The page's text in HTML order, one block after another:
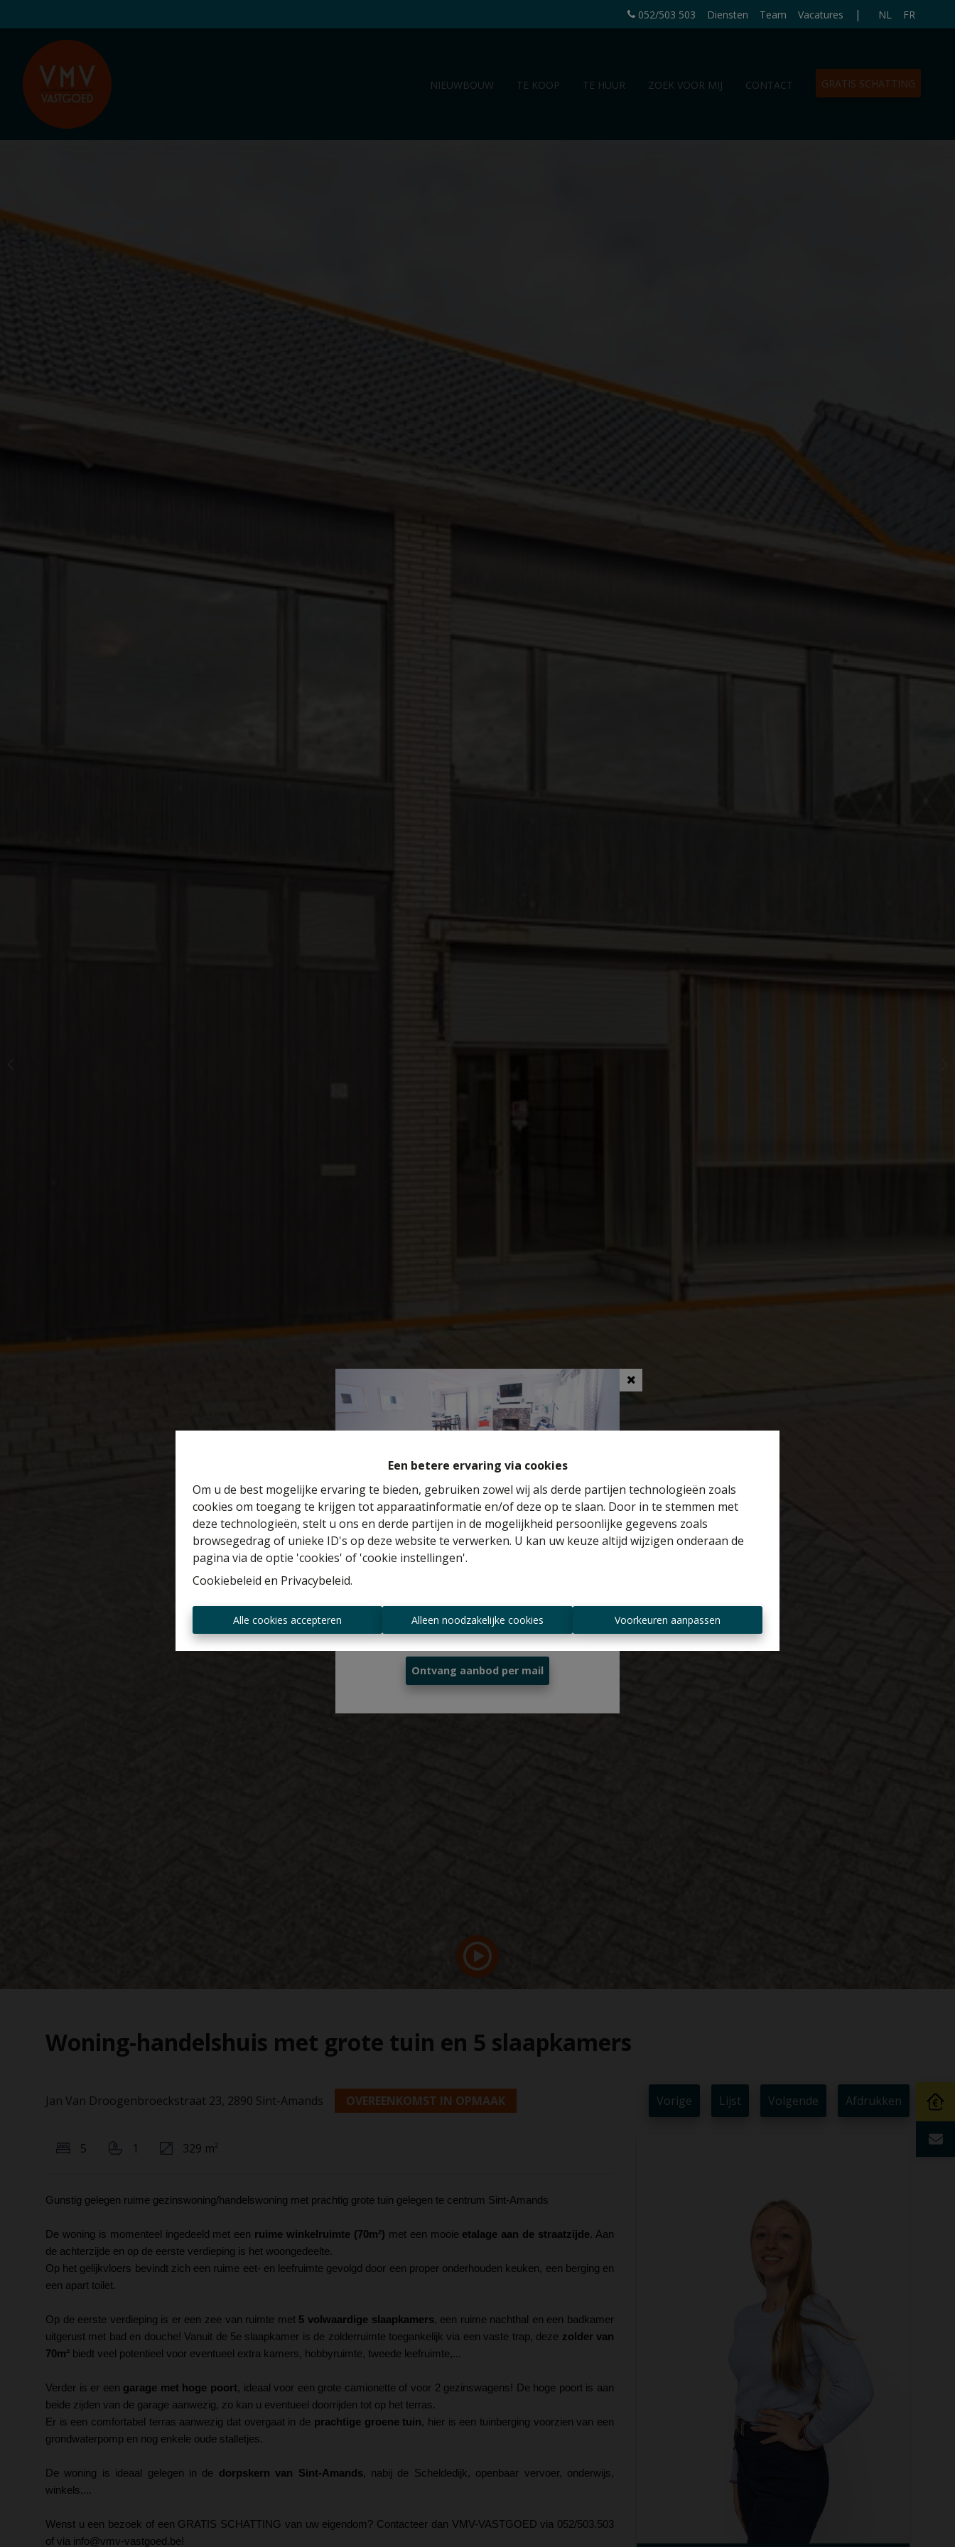
Een betere ervaring via cookies
Om u de best mogelijke ervaring te bieden, gebruiken zowel wij als derde partijen technologieën zoals
cookies om toegang te krijgen tot apparaatinformatie en/of deze op te slaan. Door in te stemmen met
deze technologieën, stelt u ons en derde partijen in de mogelijkheid persoonlijke gegevens zoals
browsegedrag of unieke ID's op deze website te verwerken. U kan uw keuze altijd wijzigen onderaan de
pagina via de optie 'cookies' of 'cookie instellingen'.
Cookiebeleid en Privacybeleid.
Alle cookies accepteren Alleen noodzakelijke cookies Voorkeuren aanpassen
052/503 503 Diensten Team Vacatures | NL FR
NIEUWBOUW TE KOOP TE HUUR ZOEK VOOR MIJ CONTACT GRATIS SCHATTING
Woning-handelshuis met grote tuin en 5 slaapkamers
Jan Van Droogenbroeckstraat 23, 2890 Sint-Amands OVEREENKOMST IN OPMAAK Vorige Lijst Volgende Afdrukken
5 1 329 m²
Gunstig gelegen ruime gezinswoning/handelswoning met prachtig grote tuin gelegen te centrum Sint-Amands
De woning is momenteel ingedeeld met een ruime winkelruimte (70m²) met een mooie etalage aan de straatzijde. Aan
de achterzijde en op de eerste verdieping is het woongedeelte.
Op het gelijkvloers bevindt zich een ruime eet- en leefruimte gevolgd door een proper onderhouden keuken, een berging en
een apart toilet.
Op de eerste verdieping is er een zee van ruimte met 5 volwaardige slaapkamers, een ruime nachthal en een badkamer
uitgerust met bad en douche! Vanuit de 5e slaapkamer is de zolderruimte toegankelijk via een vaste trap, deze zolder van
70m² biedt veel potentieel voor eventueel extra kamers, hobbyruimte, tweede leefruimte,...
Verder is er een garage met hoge poort, ideaal voor een grote camionette of voor 2 gezinswagens! De hoge poort is aan
beide zijden van de garage aanwezig, zo kan u eventueel doorrijden tot op het terras.
Er is een comfortabel terras aanwezig dat overgaat in de prachtige groene tuin, hier is een tuinberging voorzien van een
grondwaterpomp en nog enkele oude stalletjes.
De woning is ideaal gelegen in de dorpskern van Sint-Amands, nabij de Scheldedijk, openbaar vervoer, onderwijs,
winkels,...
Wenst u een bezoek of een GRATIS SCHATTING van uw eigendom? Contacteer dan VMV-VASTGOED via 052/503.503
of via info@vmv-vastgoed.be!
Benieuwd naar de waarde van je huis?
Altijd als eerste op de hoogte zijn van
nieuwe aanbiedingen?
Ontvang aanbod per mail